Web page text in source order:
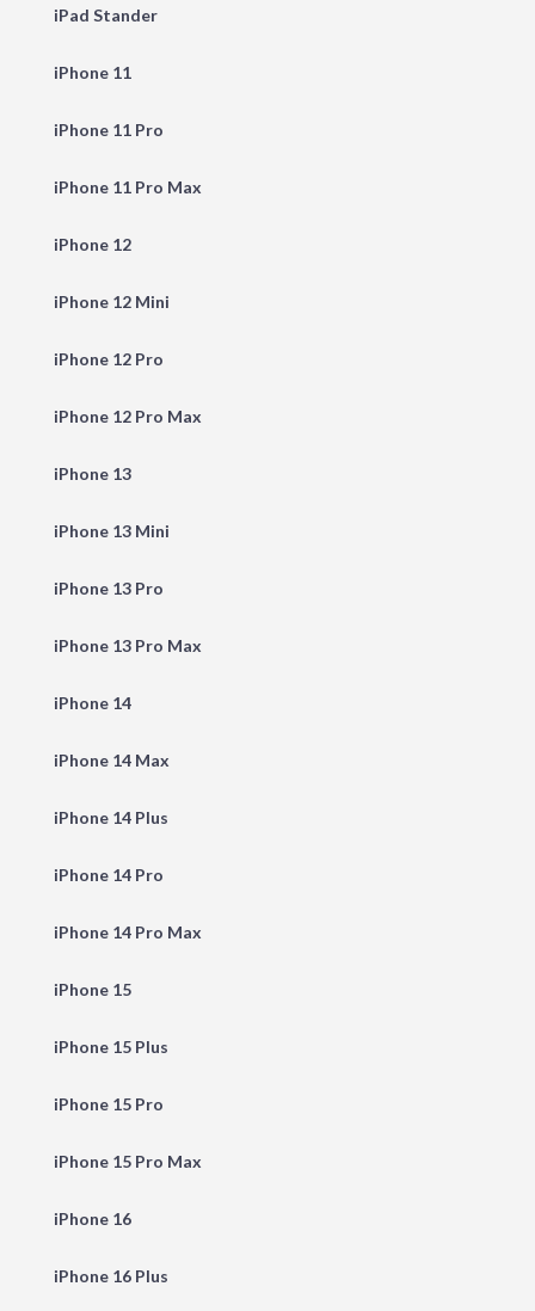
iPad Stander
iPhone 11
iPhone 11 Pro
iPhone 11 Pro Max
iPhone 12
iPhone 12 Mini
iPhone 12 Pro
iPhone 12 Pro Max
iPhone 13
iPhone 13 Mini
iPhone 13 Pro
iPhone 13 Pro Max
iPhone 14
iPhone 14 Max
iPhone 14 Plus
iPhone 14 Pro
iPhone 14 Pro Max
iPhone 15
iPhone 15 Plus
iPhone 15 Pro
iPhone 15 Pro Max
iPhone 16
iPhone 16 Plus